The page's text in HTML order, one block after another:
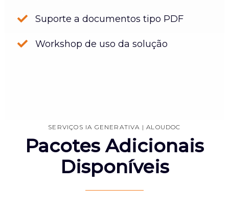
Suporte a documentos tipo PDF
Workshop de uso da solução
SERVIÇOS IA GENERATIVA | ALOUDOC
Pacotes Adicionais
Disponíveis